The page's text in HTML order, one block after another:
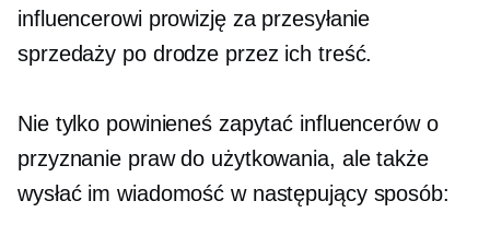
influencerowi prowizję za przesyłanie
sprzedaży po drodze przez ich treść.
Nie tylko powinieneś zapytać influencerów o
przyznanie praw do użytkowania, ale także
wysłać im wiadomość w następujący sposób: